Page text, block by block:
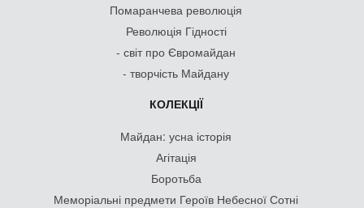
Помаранчева революція
Революція Гідності
- світ про Євромайдан
- творчість Майдану
КОЛЕКЦІЇ
Майдан: усна історія
Агітація
Боротьба
Меморіальні предмети Героїв Небесної Сотні